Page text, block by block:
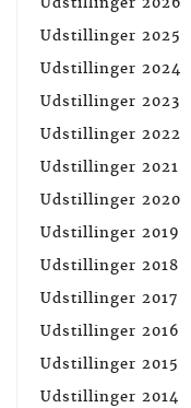
Udstillinger 2025
Udstillinger 2024
Udstillinger 2023
Udstillinger 2022
Udstillinger 2021
Udstillinger 2020
Udstillinger 2019
Udstillinger 2018
Udstillinger 2017
Udstillinger 2016
Udstillinger 2015
Udstillinger 2014